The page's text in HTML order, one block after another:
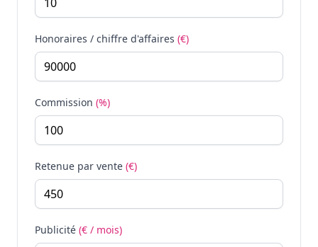
Honoraires / chiffre d'affaires (€)
Commission (%)
Retenue par vente (€)
Publicité (€ / mois)